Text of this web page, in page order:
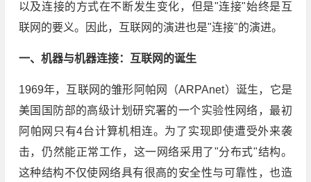
以及连接的方式在不断发生变化，但是"连接"始终是互
联网的要义。因此，互联网的演进也是"连接"的演进。
一、机器与机器连接：互联网的诞生
1969年，互联网的雏形阿帕网（ARPAnet）诞生，它是
美国国防部的高级计划研究署的一个实验性网络，最初
阿帕网只有4台计算机相连。为了实现即使遭受外来袭
击，仍然能正常工作，这一网络采用了"分布式"结构。
这种结构不仅使网络具有很高的安全性与可靠性，也造